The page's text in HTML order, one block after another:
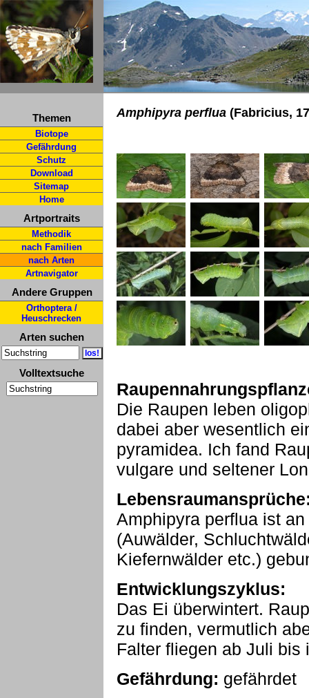
Themen
Biotope
Gefährdung
Schutz
Download
Sitemap
Home
Artportraits
Methodik
nach Familien
nach Arten
Artnavigator
Andere Gruppen
Orthoptera /
Heuschrecken
Arten suchen
Volltextsuche
Amphipyra perflua (Fabricius,
Die Raupen leben
dabei aber wesentlich
pyramidea. Ich fand
vulgare und seltener
Amphipyra perflua ist
(Auwälder,
Kiefernwälder etc.)
Entwicklungszyklus:
Das Ei überwintert.
zu finden, vermutlich
Falter fliegen ab Juli bis
Gefährdung: gefährdet